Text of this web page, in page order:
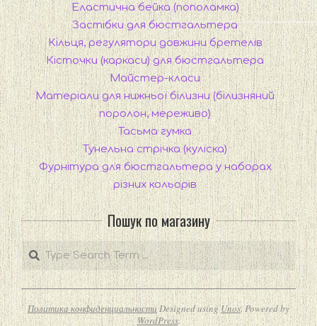
Еластична бейка (пополамка)
Застібки для бюстгальтера
Кільця, регулятори довжини бретелів
Кісточки (каркаси) для бюстгальтера
Майстер-класи
Матеріали для нижньої білизни (білизняний
поролон, мереживо)
Тасьма гумка
Тунельна стрічка (куліска)
Фурнітура для бюстгальтера у наборах
різних кольорів
Пошук по магазину
Search
Политика конфиденциальностиDesigned usingUnos. Powered by
WordPress.